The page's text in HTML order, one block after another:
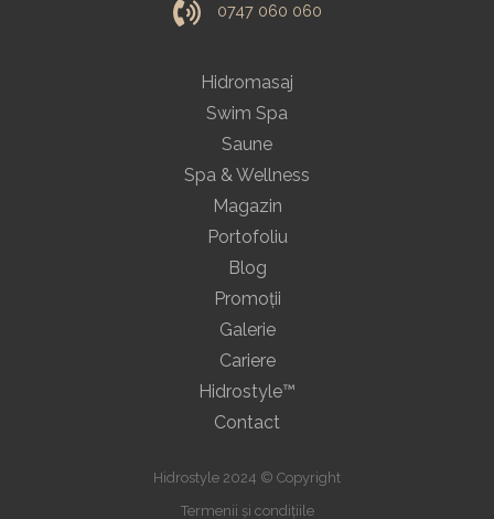
Hidromasaj
Swim Spa
Saune
Spa & Wellness
Magazin
0747 060 060
Portofoliu
Blog
Promoţii
Galerie
Cariere
Hidrostyle™
Contact
Hidrostyle 2024 © Copyright
Termenii și condițiile